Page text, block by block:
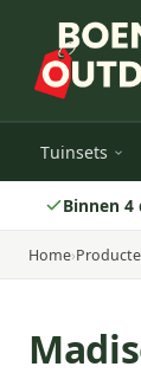
Tuinsets
Binnen 4
Home›